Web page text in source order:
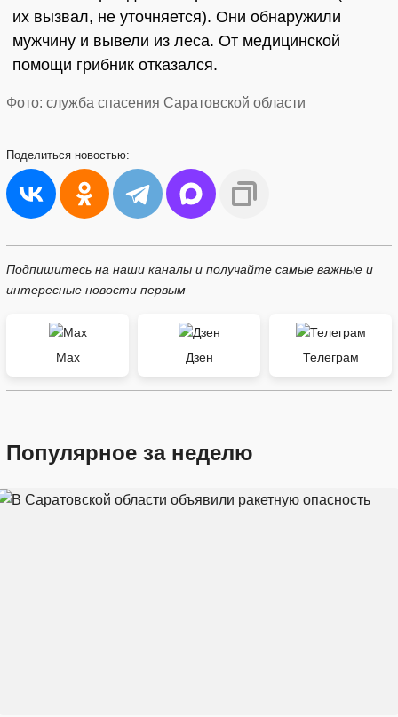
их вызвал, не уточняется). Они обнаружили
мужчину и вывели из леса. От медицинской
помощи грибник отказался.
Фото: служба спасения Саратовской области
Поделиться новостью:
Подпишитесь на наши каналы и получайте самые важные и
интересные новости первым
Max Дзен Телеграм
Популярное за неделю